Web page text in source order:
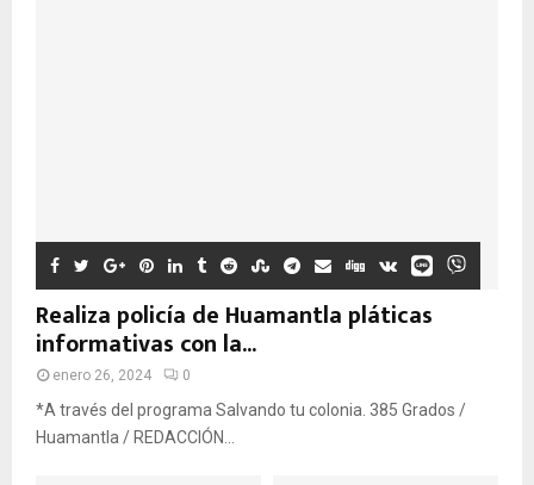
Realiza policía de Huamantla pláticas
informativas con la...
enero 26, 2024 0
*A través del programa Salvando tu colonia. 385 Grados /
Huamantla / REDACCIÓN...